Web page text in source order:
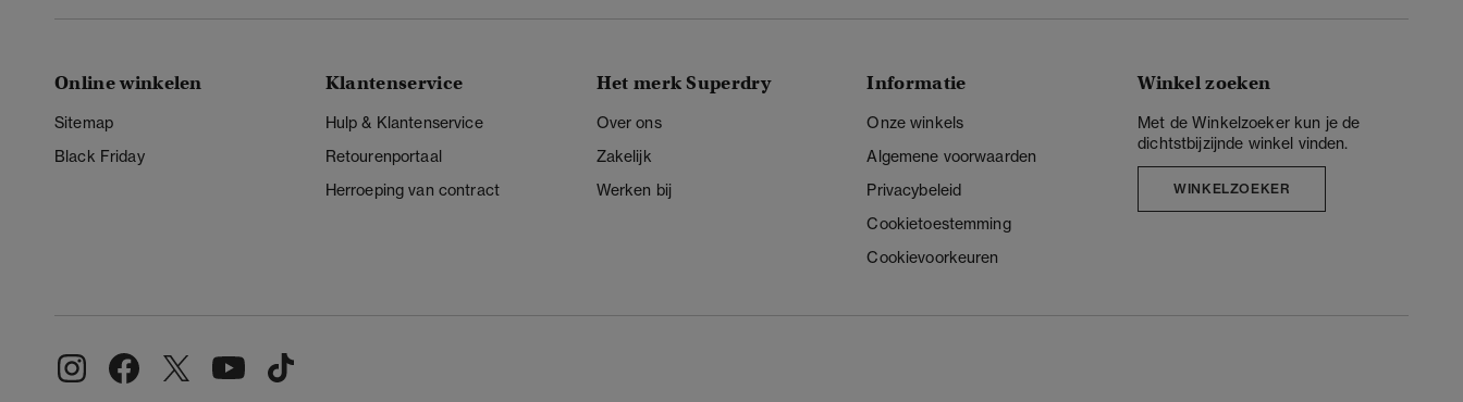
Online winkelen
Sitemap
Black Friday
Klantenservice
Hulp & Klantenservice
Retourenportaal
Herroeping van contract
Het merk Superdry
Over ons
Zakelijk
Werken bij
Informatie
Onze winkels
Algemene voorwaarden
Privacybeleid
Cookietoestemming
Cookievoorkeuren
Winkel zoeken
Met de Winkelzoeker kun je de
dichtstbijzijnde winkel vinden.
WINKELZOEKER